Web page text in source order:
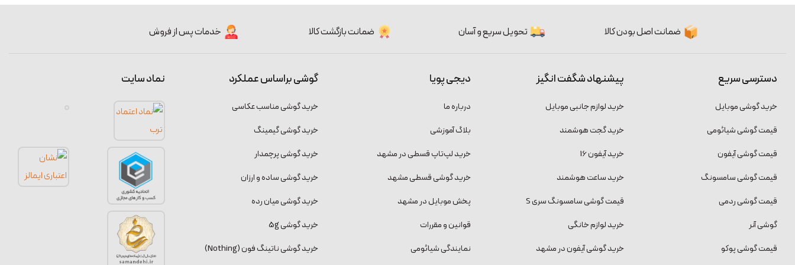
ضمانت اصل بودن کالا تحویل سریع و آسان ضمانت بازگشت کالا خدمات پس از فروش
دسترسی سریع
خرید گوشی موبایل
قیمت گوشی شیائومی
قیمت گوشی آیفون
قیمت گوشی سامسونگ
قیمت گوشی ردمی
گوشی آنر
قیمت گوشی پوکو
پیشنهاد شگفت انگیز
خرید لوازم جانبی موبایل
خرید گجت هوشمند
خرید آیفون 16
خرید ساعت هوشمند
قیمت گوشی سامسونگ سری S
خرید لوازم خانگی
خرید گوشی آیفون در مشهد
دیجی پویا
درباره ما
بلاگ آموزشی
خرید لپ‌تاپ قسطی در مشهد
خرید گوشی قسطی مشهد
پخش موبایل در مشهد
قوانین و مقررات
نمایندگی شیائومی
گوشی براساس عملکرد
خرید گوشی مناسب عکاسی
خرید گوشی گیمینگ
خرید گوشی پرچمدار
خرید گوشی ساده و ارزان
خرید گوشی میان رده
خرید گوشی 5g
خرید گوشی ناتینگ فون (Nothing)
نماد سایت